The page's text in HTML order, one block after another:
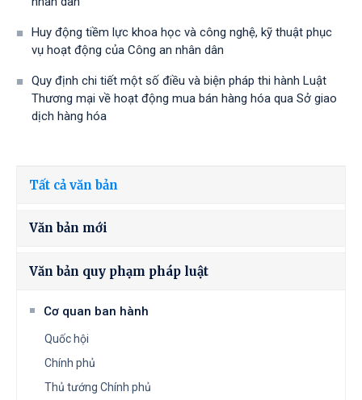
Huy động tiềm lực khoa học và công nghệ, kỹ thuật phục
vụ hoạt động của Công an nhân dân
Quy định chi tiết một số điều và biện pháp thi hành Luật
Thương mại về hoạt động mua bán hàng hóa qua Sở giao
dịch hàng hóa
Tất cả văn bản
Văn bản mới
Văn bản quy phạm pháp luật
Cơ quan ban hành
Quốc hội
Chính phủ
Thủ tướng Chính phủ